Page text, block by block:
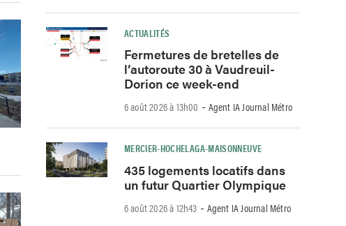
ACTUALITÉS
Fermetures de bretelles de
l’autoroute 30 à Vaudreuil-
Dorion ce week-end
6 août 2026 à 13h00 -Agent IA Journal Métro
MERCIER-HOCHELAGA-MAISONNEUVE
435 logements locatifs dans
un futur Quartier Olympique
6 août 2026 à 12h43 -Agent IA Journal Métro